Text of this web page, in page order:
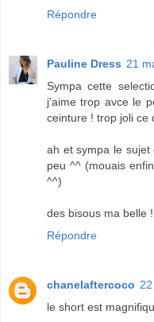
Répondre
Pauline Dress 21
Sympa cette
j'aime trop avce le
ceinture ! trop joli ce
ah et sympa le
peu ^^ (mouais
^^)
des bisous ma belle
Répondre
chanelaftercoco
le short est